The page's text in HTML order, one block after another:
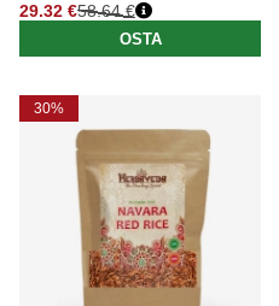
29.32 €
Normaali hinta
58.64 €
OSTA
30%